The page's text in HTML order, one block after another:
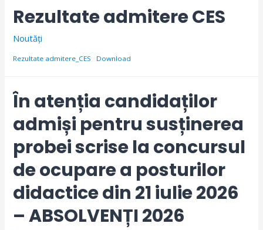
Rezultate admitere CES
Noutăți
Rezultate admitere_CES Download
În atenția candidaților
admiși pentru susținerea
probei scrise la concursul
de ocupare a posturilor
didactice din 21 iulie 2026
– ABSOLVENȚI 2026